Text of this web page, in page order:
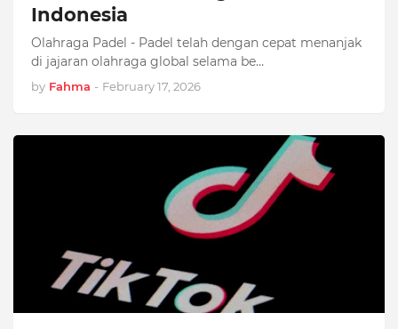
Indonesia
Olahraga Padel - Padel telah dengan cepat menanjak
di jajaran olahraga global selama be…
by Fahma - February 17, 2026